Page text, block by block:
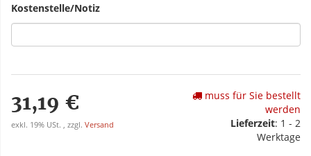
Kostenstelle/Notiz
31,19 €
exkl. 19% USt. , zzgl. Versand
muss für Sie bestellt
werden
Lieferzeit: 1 - 2
Werktage